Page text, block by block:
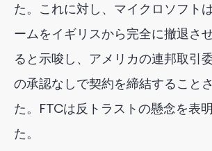
た。これに対し、マイクロソフト
ームをイギリスから完全に撤退さ
ると示唆し、アメリカの連邦取引
の承認なしで契約を締結すること
た。FTCは反トラストの懸念を表
た。